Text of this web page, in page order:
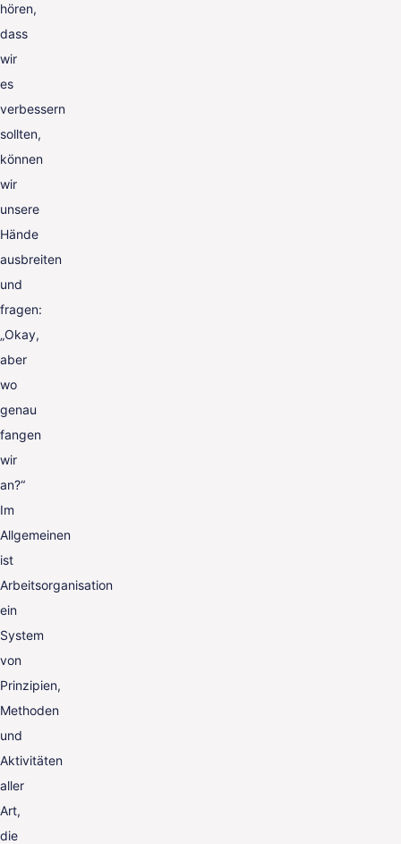
hören,
dass
wir
es
verbessern
sollten,
können
wir
unsere
Hände
ausbreiten
und
fragen:
„Okay,
aber
wo
genau
fangen
wir
an?“
Im
Allgemeinen
ist
Arbeitsorganisation
ein
System
von
Prinzipien,
Methoden
und
Aktivitäten
aller
Art,
die